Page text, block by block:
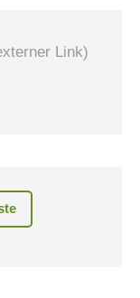
Link)